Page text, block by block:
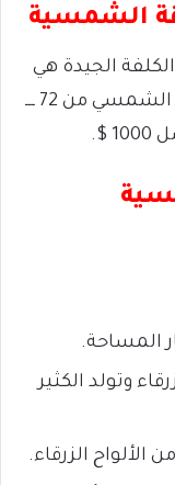
الشمسية
الجيدة هي
الشمسي
من 72 ـــ
$.
المساحة.
وتولد الكثير
الزرقاء.